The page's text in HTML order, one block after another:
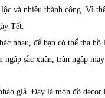
và nhiều thành công. Vì
Tết.
nhau, để bạn có thể tha
sắc xuân, tràn ngập may
giả. Đây là món đồ decor